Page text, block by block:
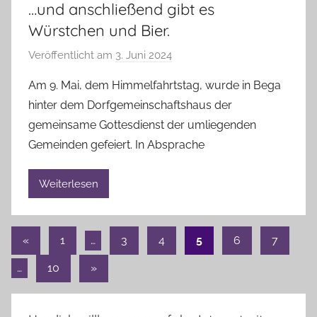
i
…und anschließend gibt es
Würstchen und Bier.
Veröffentlicht am 3. Juni 2024
n
A
n
n
r
n
Am 9. Mai, dem Himmelfahrtstag, wurde in Bega
hinter dem Dorfgemeinschaftshaus der
gemeinsame Gottesdienst der umliegenden
Gemeinden gefeiert. In Absprache
Weiterlesen
Seitennummerierung
der
Beiträge
«Vorherige
Beiträge
1 … 3 4 5 6 7
… 10
Nächste
Beiträge
»